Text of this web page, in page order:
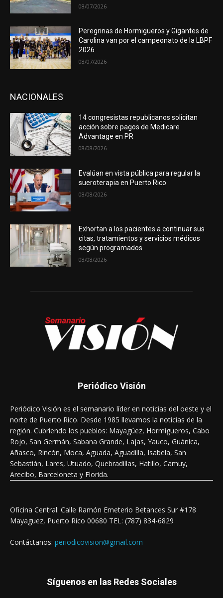
08/07/2026
Peregrinas de Hormigueros y Gigantes de
Carolina van por el campeonato de la LBPF
2026
08/07/2026
NACIONALES
14 congresistas republicanos solicitan
acción sobre pagos de Medicare
Advantage en PR
08/08/2026
Evalúan en vista pública para regular la
sueroterapia en Puerto Rico
08/08/2026
Exhortan a los pacientes a continuar sus
citas, tratamientos y servicios médicos
según programados
08/08/2026
Periódico Visión
Periódico Visión es el semanario líder en noticias del oeste y el
norte de Puerto Rico. Desde 1985 llevamos la noticias de la
región. Cubriendo los pueblos: Mayagüez, Hormigueros, Cabo
Rojo, San Germán, Sabana Grande, Lajas, Yauco, Guánica,
Añasco, Rincón, Moca, Aguada, Aguadilla, Isabela, San
Sebastián, Lares, Utuado, Quebradillas, Hatillo, Camuy,
Arecibo, Barceloneta y Florida.
Oficina Central: Calle Ramón Emeterio Betances Sur #178
Mayaguez, Puerto Rico 00680 TEL: (787) 834-6829
Contáctanos: periodicovision@gmail.com
Síguenos en las Redes Sociales